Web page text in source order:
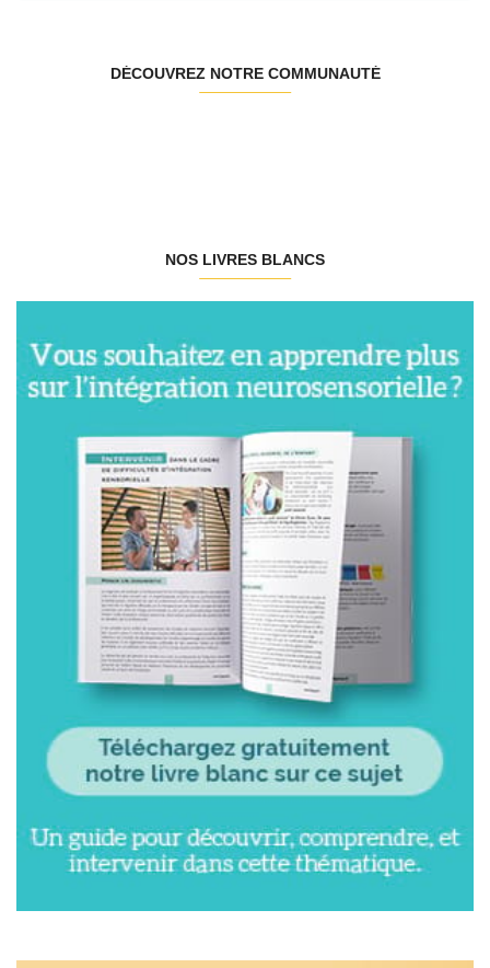
DÉCOUVREZ NOTRE COMMUNAUTÉ
NOS LIVRES BLANCS